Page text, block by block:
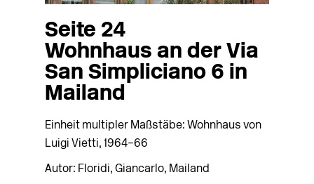
Seite 24
Wohnhaus an der Via
San Simpliciano 6 in
Mailand
Einheit multipler Maßstäbe: Wohnhaus von
Luigi Vietti, 1964–66
Autor: Floridi, Giancarlo, Mailand